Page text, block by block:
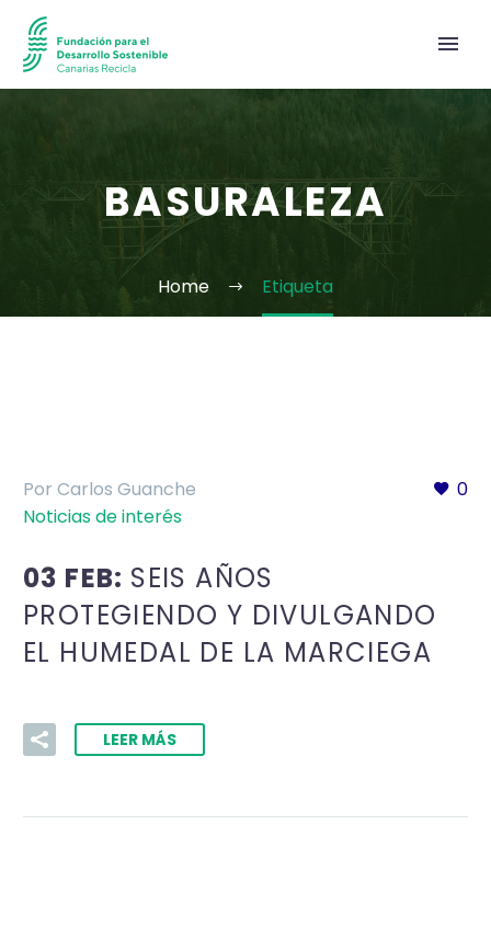
BASURALEZA
Home Etiqueta
0
Por Carlos Guanche
Noticias de interés
03 FEB: SEIS AÑOS
PROTEGIENDO Y DIVULGANDO
EL HUMEDAL DE LA MARCIEGA
LEER MÁS